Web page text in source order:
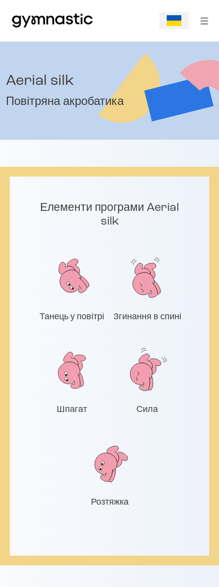
Aerial silk
Повітряна акробатика
Елементи програми Aerial
silk
Танець у повітрі Згинання в спині
Шпагат Сила
Розтяжка